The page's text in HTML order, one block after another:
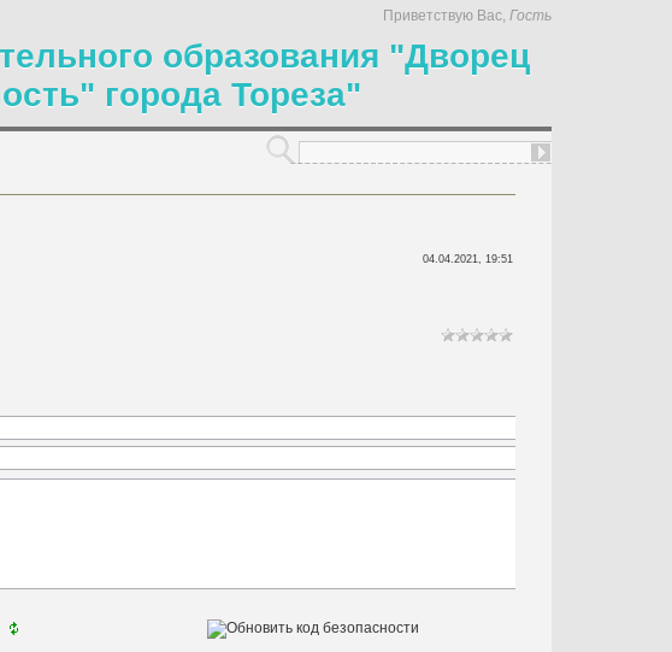
Приветствую Вас, Гость
образования "Дворец
города Тореза"
04.04.2021, 19:51